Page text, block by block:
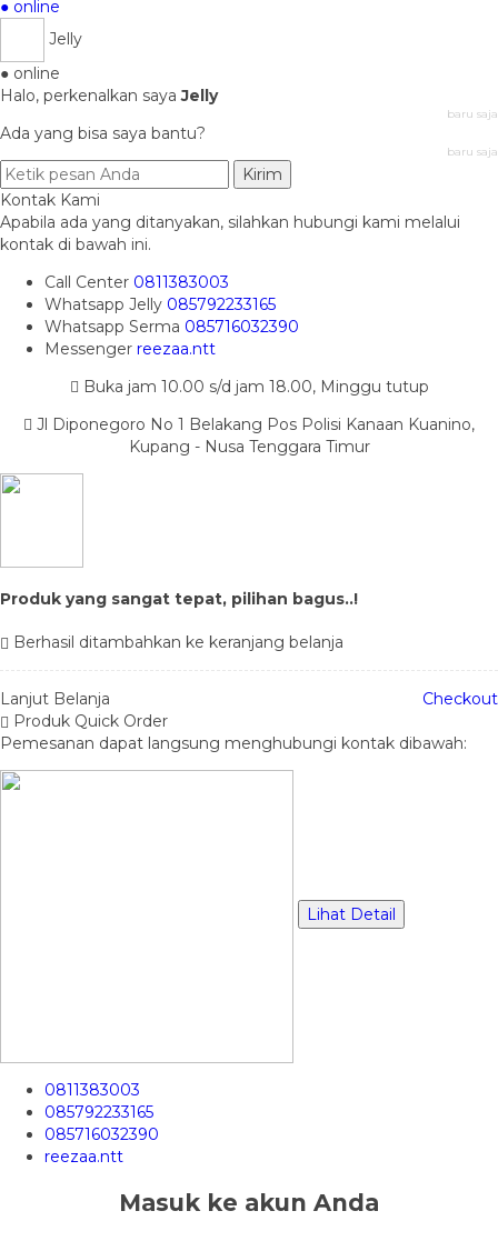
● online
Jelly
● online
Halo, perkenalkan sayaJelly
baru saja
Ada yang bisa saya bantu?
baru saja
Kirim
Kontak Kami
Apabila ada yang ditanyakan, silahkan hubungi kami melalui
kontak di bawah ini.
Call Center 0811383003
Whatsapp Jelly 085792233165
Whatsapp Serma 085716032390
Messenger reezaa.ntt
Buka jam 10.00 s/d jam 18.00, Minggu tutup
Jl Diponegoro No 1 Belakang Pos Polisi Kanaan Kuanino,
Kupang - Nusa Tenggara Timur
Produk yang sangat tepat, pilihan bagus..!
Berhasil ditambahkan ke keranjang belanja
Lanjut Belanja
Checkout
Produk Quick Order
Pemesanan dapat langsung menghubungi kontak dibawah:
Lihat Detail
0811383003
085792233165
085716032390
reezaa.ntt
Masuk ke akun Anda